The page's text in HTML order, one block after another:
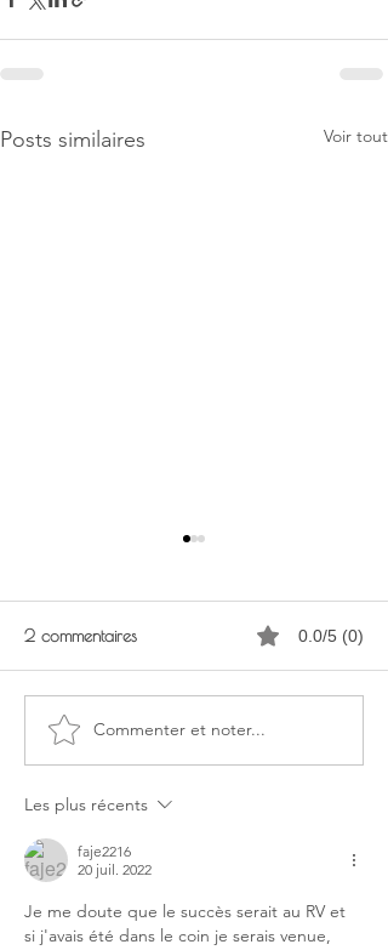
Posts similaires Voir tout
Atelier Upcycling en Papier
2 commentaires 0.0/5 (0)
Commenter et noter...
Les plus récents
faje2216
20 juil. 2022
Je me doute que le succès serait au RV et
si j'avais été dans le coin je serais venue,